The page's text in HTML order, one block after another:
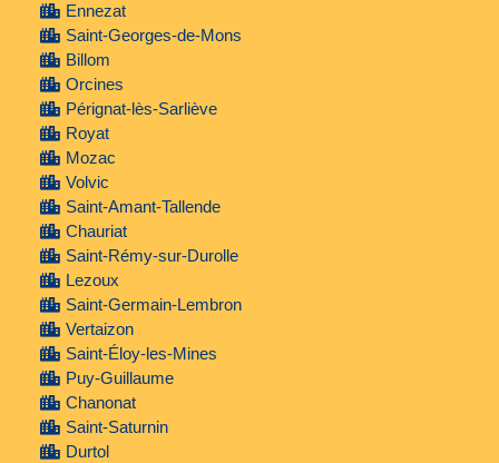
Ennezat
Saint-Georges-de-Mons
Billom
Orcines
Pérignat-lès-Sarliève
Royat
Mozac
Volvic
Saint-Amant-Tallende
Chauriat
Saint-Rémy-sur-Durolle
Lezoux
Saint-Germain-Lembron
Vertaizon
Saint-Éloy-les-Mines
Puy-Guillaume
Chanonat
Saint-Saturnin
Durtol